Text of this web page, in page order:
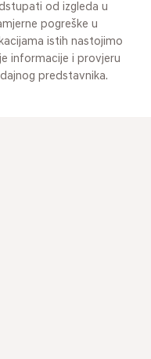
od izgleda u
pogreške u
istih nastojimo
informacije i provjeru
predstavnika.